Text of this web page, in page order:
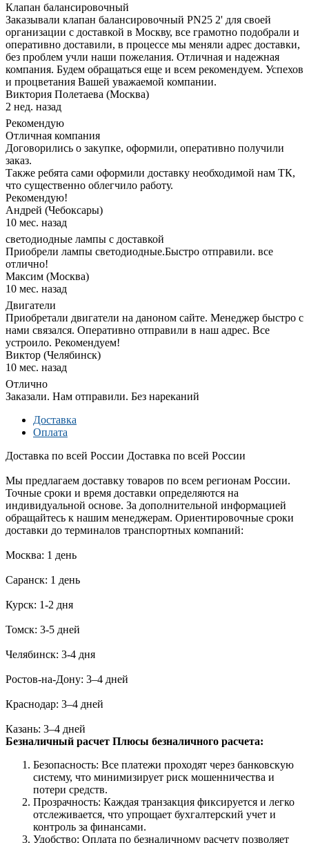
Клапан балансировочный
Заказывали клапан балансировочный PN25 2' для своей
организации с доставкой в Москву, все грамотно подобрали и
оперативно доставили, в процессе мы меняли адрес доставки,
без проблем учли наши пожелания. Отличная и надежная
компания. Будем обращаться еще и всем рекомендуем. Успехов
и процветания Вашей уважаемой компании.
Виктория Полетаева (Москва)
2 нед. назад
Рекомендую
Отличная компания
Договорились о закупке, оформили, оперативно получили
заказ.
Также ребята сами оформили доставку необходимой нам ТК,
что существенно облегчило работу.
Рекомендую!
Андрей (Чебоксары)
10 мес. назад
светодиодные лампы с доставкой
Приобрели лампы светодиодные.Быстро отправили. все
отлично!
Максим (Москва)
10 мес. назад
Двигатели
Приобретали двигатели на даноном сайте. Менеджер быстро с
нами связался. Оперативно отправили в наш адрес. Все
устроило. Рекомендуем!
Виктор (Челябинск)
10 мес. назад
Отлично
Заказали. Нам отправили. Без нареканий
Доставка
Оплата
Доставка по всей России Доставка по всей России
Мы предлагаем доставку товаров по всем регионам России.
Точные сроки и время доставки определяются на
индивидуальной основе. За дополнительной информацией
обращайтесь к нашим менеджерам. Ориентировочные сроки
доставки до терминалов транспортных компаний:
Москва: 1 день
Саранск: 1 день
Курск: 1-2 дня
Томск: 3-5 дней
Челябинск: 3-4 дня
Ростов-на-Дону: 3–4 дней
Краснодар: 3–4 дней
Казань: 3–4 дней
Безналичный расчет Плюсы безналичного расчета:
Безопасность: Все платежи проходят через банковскую
систему, что минимизирует риск мошенничества и
потери средств.
Прозрачность: Каждая транзакция фиксируется и легко
отслеживается, что упрощает бухгалтерский учет и
контроль за финансами.
Удобство: Оплата по безналичному расчету позволяет